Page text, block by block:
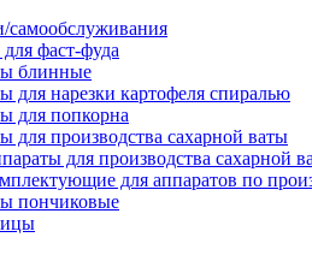
самообслуживания
фаст-фуда
блинные
для нарезки картофеля спиралью
для попкорна
для производства сахарной ваты
для производства сахарной
для аппаратов по
пончиковые